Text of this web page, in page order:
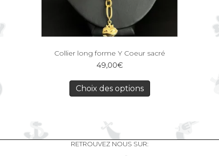
Collier long forme Y Coeur sacré
49,00€
Choix des options
RETROUVEZ NOUS SUR: